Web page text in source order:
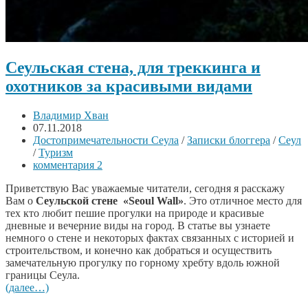
Сеульская стена, для треккинга и
охотников за красивыми видами
Владимир Хван
07.11.2018
Достопримечательности Сеула /Записки блоггера /Сеул
/Туризм
комментария 2
Приветствую Вас уважаемые читатели, сегодня я расскажу
Вам о Сеульской стене «Seoul Wall». Это отличное место для
тех кто любит пешие прогулки на природе и красивые
дневные и вечерние виды на город. В статье вы узнаете
немного о стене и некоторых фактах связанных с историей и
строительством, и конечно как добраться и осуществить
замечательную прогулку по горному хребту вдоль южной
границы Сеула.
(далее…)